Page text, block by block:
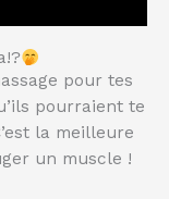
pour tes
pourraient te
la meilleure
un muscle !